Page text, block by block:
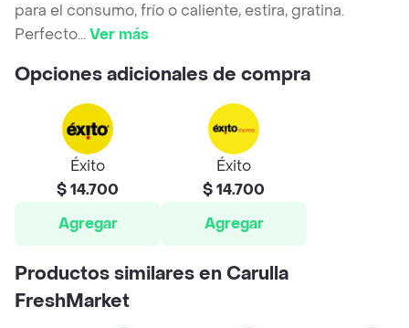
para el consumo, frío o caliente, estira, gratina.
Perfecto...Ver más
Opciones adicionales de compra
Éxito
$ 14.700
Agregar
Éxito
$ 14.700
Agregar
Productos similares en Carulla
FreshMarket